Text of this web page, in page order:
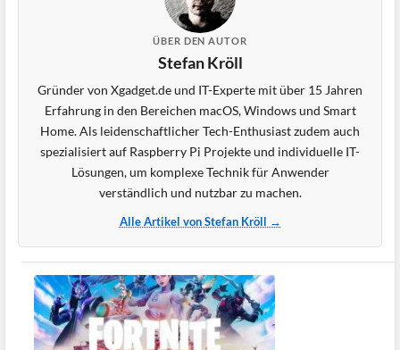
ÜBER DEN AUTOR
Stefan Kröll
Gründer von Xgadget.de und IT-Experte mit über 15 Jahren
Erfahrung in den Bereichen macOS, Windows und Smart
Home. Als leidenschaftlicher Tech-Enthusiast zudem auch
spezialisiert auf Raspberry Pi Projekte und individuelle IT-
Lösungen, um komplexe Technik für Anwender
verständlich und nutzbar zu machen.
Alle Artikel von Stefan Kröll →